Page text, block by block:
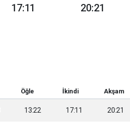
17:11 20:21
Öğle İkindi Akşam
13:22 17:11 20:21